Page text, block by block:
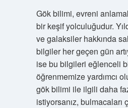
Gök bilimi, evreni
bir keşif yolculuğudur.
ve galaksiler hakkında
bilgiler her geçen gün
ise bu bilgileri eğlenceli
öğrenmemize yardımcı
gök bilimi ile ilgili daha
istiyorsanız, bulmacaları